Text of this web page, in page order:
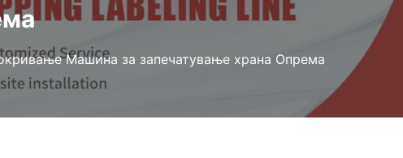
Машина за запечатување храна Опрема